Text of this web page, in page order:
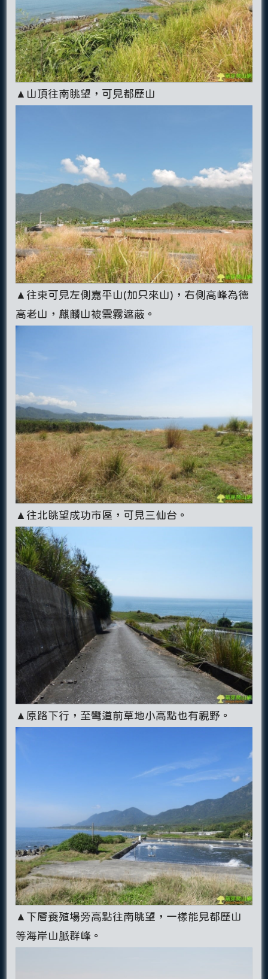
▲山頂往南眺望，可見都歷山
▲往東可見左側嘉平山(加只來山)，右側高峰為德
高老山，麒麟山被雲霧遮蔽。
▲往北眺望成功市區，可見三仙台。
▲原路下行，至彎道前草地小高點也有視野。
▲下層養殖場旁高點往南眺望，一樣能見都歷山
等海岸山脈群峰。